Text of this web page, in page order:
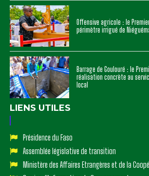
Offensive agricole : le
périmètre irrigué de
Barrage de Goulouré : le
réalisation concrète au
local
LIENS UTILES
Présidence du Faso
Assemblée législative de transition
Ministère des Affaires Etrangères et de la